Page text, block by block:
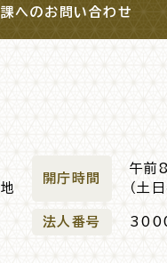
へのお問い合わせ
開庁時間
午前
（土
法人番号